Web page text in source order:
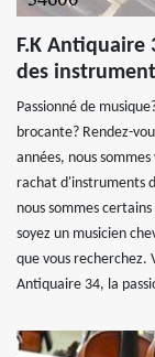
F.K
des
Passionné de
brocante? Rendez-
années, nous
rachat d'instruments
nous sommes
soyez un musicien
que vous recherchez.
Antiquaire 34, la